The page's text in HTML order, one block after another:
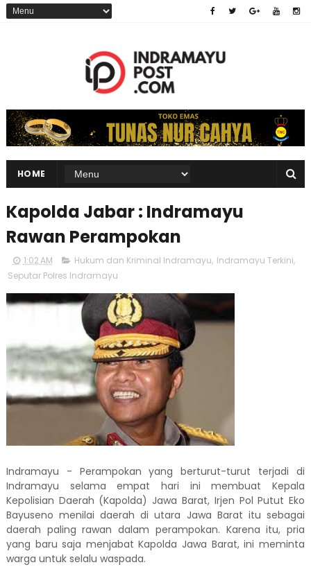
HOME
Kapolda Jabar : Indramayu
Rawan Perampokan
1:02 AM Hukum dan Kriminal Indramayu, Indramayu Terkini,
Seputar Polres Indramayu
Indramayu - Perampokan yang berturut-turut terjadi di
Indramayu selama empat hari ini membuat Kepala
Kepolisian Daerah (Kapolda) Jawa Barat, Irjen Pol Putut Eko
Bayuseno menilai daerah di utara Jawa Barat itu sebagai
daerah paling rawan dalam perampokan. Karena itu, pria
yang baru saja menjabat Kapolda Jawa Barat, ini meminta
warga untuk selalu waspada.